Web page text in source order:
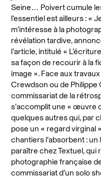
Seine… Poivert cumule
l’essentiel est ailleurs : «
m’intéresse à la
révélation tardive,
l’article, intitulé «
sa façon de recourir à la
image ». Face aux
Crewdson ou de Philippe
commissariat de la
s’accomplit une « œuvre
quelques autres qui, par
pose un « regard virginal
chantiers l’absorbent :
paraître chez Textuel,
photographie française
commissariat d’un solo